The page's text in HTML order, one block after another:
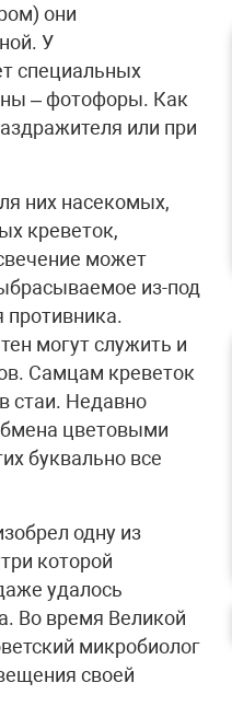
они
У
специальных
– фотофоры. Как
или при
них насекомых,
креветок,
может
из-под
могут служить и
Самцам креветок
стаи. Недавно
цветовыми
буквально все
одну из
которой
удалось
Во время Великой
микробиолог
своей